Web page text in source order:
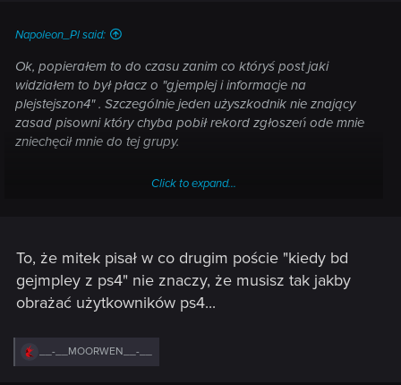
Napoleon_Pl said:
Ok, popierałem to do czasu zanim co któryś post jaki
widziałem to był płacz o "gjemplej i informacje na
plejstejszon4" . Szczególnie jeden użyszkodnik nie znający
zasad pisowni który chyba pobił rekord zgłoszeń ode mnie
zniechęcił mnie do tej grupy.
mieć jak najwięcej niespodzianek na własną grę.
Click to expand...
To, że mitek pisał w co drugim poście "kiedy bd
gejmpley z ps4" nie znaczy, że musisz tak jakby
obrażać użytkowników ps4...
e
__-__MOORWEN__-__